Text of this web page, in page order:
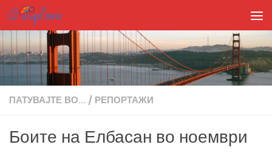
Skip to content
ПАТУВАЈТЕ ВО... / РЕПОРТАЖИ
Боите на Елбасан во ноември